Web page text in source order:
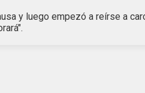
y luego empezó a reírse a